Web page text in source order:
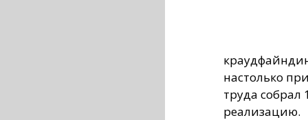
настолько
труда собрал
реализацию.